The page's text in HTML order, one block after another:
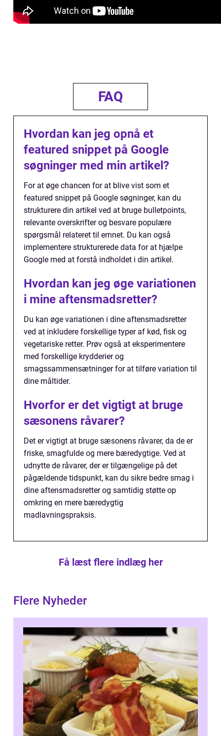
FAQ
Hvordan kan jeg opnå et
featured snippet på Google
søgninger med min artikel?
For at øge chancen for at blive vist som et
featured snippet på Google søgninger, kan du
strukturere din artikel ved at bruge bulletpoints,
relevante overskrifter og besvare populære
spørgsmål relateret til emnet. Du kan også
implementere strukturerede data for at hjælpe
Google med at forstå indholdet i din artikel.
Hvordan kan jeg øge variationen
i mine aftensmadsretter?
Du kan øge variationen i dine aftensmadsretter
ved at inkludere forskellige typer af kød, fisk og
vegetariske retter. Prøv også at eksperimentere
med forskellige krydderier og
smagssammensætninger for at tilføre variation til
dine måltider.
Hvorfor er det vigtigt at bruge
sæsonens råvarer?
Det er vigtigt at bruge sæsonens råvarer, da de er
friske, smagfulde og mere bæredygtige. Ved at
udnytte de råvarer, der er tilgængelige på det
pågældende tidspunkt, kan du sikre bedre smag i
dine aftensmadsretter og samtidig støtte op
omkring en mere bæredygtig
madlavningspraksis.
Få læst flere indlæg her
Flere Nyheder